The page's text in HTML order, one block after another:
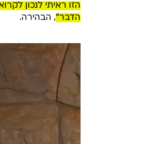
הזו ראיתי לנכון
הדבר", הבהירה.